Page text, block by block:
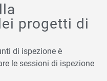
progetti di
di ispezione è
le sessioni di ispezione